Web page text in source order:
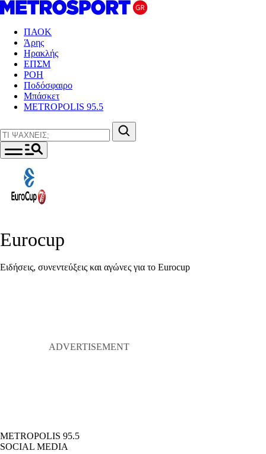
ΠΑΟΚ
Άρης
Ηρακλής
ΕΠΣΜ
ΡΟΗ
Ποδόσφαιρο
Μπάσκετ
METROPOLIS 95.5
Eurocup
Ειδήσεις, συνεντεύξεις και αγώνες για το Eurocup
METROPOLIS 95.5
SOCIAL MEDIA